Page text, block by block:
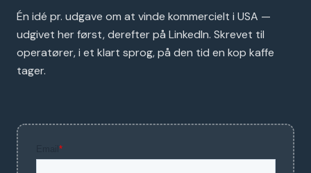
Én idé pr. udgave om at vinde kommercielt i USA —
udgivet her først, derefter på LinkedIn. Skrevet til
operatører, i et klart sprog, på den tid en kop kaffe
tager.